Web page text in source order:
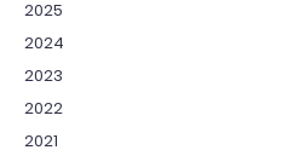
2025
2024
2023
2022
2021